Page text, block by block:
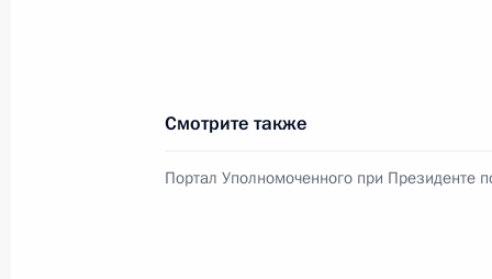
Смотрите также
Портал Уполномоченного при Президенте